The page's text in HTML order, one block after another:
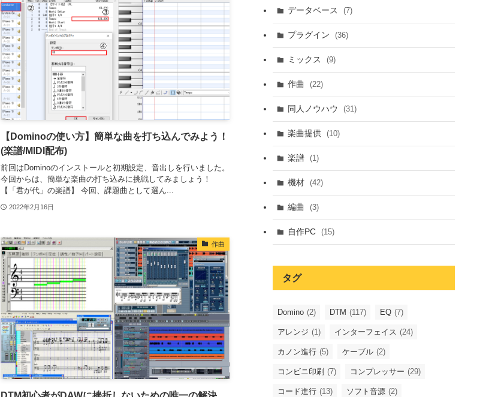
【Dominoの使い方】簡単な曲を打ち込んでみよう！
(楽譜/MIDI配布)
前回はDominoのインストールと初期設定、音出しを行いました。
今回からは、簡単な楽曲の打ち込みに挑戦してみましょう！
【「君が代」の楽譜】 今回、課題曲として選ん...
2022年2月16日
作曲
データベース (7)
プラグイン (36)
ミックス (9)
作曲 (22)
同人ノウハウ (31)
楽曲提供 (10)
楽譜 (1)
機材 (42)
編曲 (3)
自作PC (15)
タグ
Domino (2) DTM (117) EQ (7)
アレンジ (1) インターフェイス (24)
カノン進行 (5) ケーブル (2)
コンビニ印刷 (7) コンプレッサー (29)
コード進行 (13) ソフト音源 (2)